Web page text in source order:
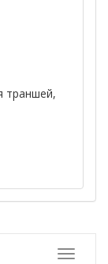
траншей,
Toggle